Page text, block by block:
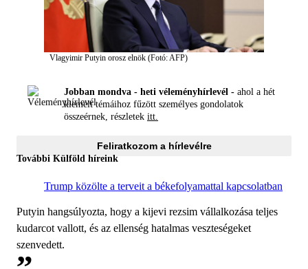
Vlagyimir Putyin orosz elnök (Fotó: AFP)
Jobban mondva - heti véleményhírlevél - ahol a hét
kiemelt témáihoz fűzött személyes gondolatok
összeérnek, részletek itt.
Feliratkozom a hírlevélre
További Külföld híreink
Trump közölte a terveit a békefolyamattal kapcsolatban
Putyin hangsúlyozta, hogy a kijevi rezsim vállalkozása teljes
kudarcot vallott, és az ellenség hatalmas veszteségeket
szenvedett.